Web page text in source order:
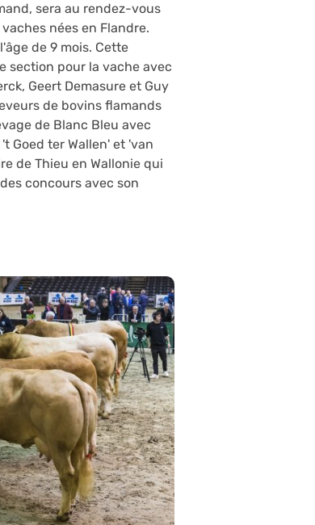
sera au rendez-vous
nées en Flandre.
de 9 mois. Cette
section pour la vache avec
Geert Demasure et Guy
de bovins flamands
de Blanc Bleu avec
Goed ter Wallen' et 'van
de Thieu en Wallonie qui
concours avec son